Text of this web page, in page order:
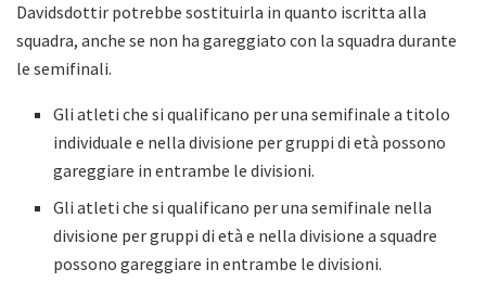
Davidsdottir potrebbe sostituirla in quanto iscritta alla
squadra, anche se non ha gareggiato con la squadra durante
le semifinali.
Gli atleti che si qualificano per una semifinale a titolo
individuale e nella divisione per gruppi di età possono
gareggiare in entrambe le divisioni.
Gli atleti che si qualificano per una semifinale nella
divisione per gruppi di età e nella divisione a squadre
possono gareggiare in entrambe le divisioni.